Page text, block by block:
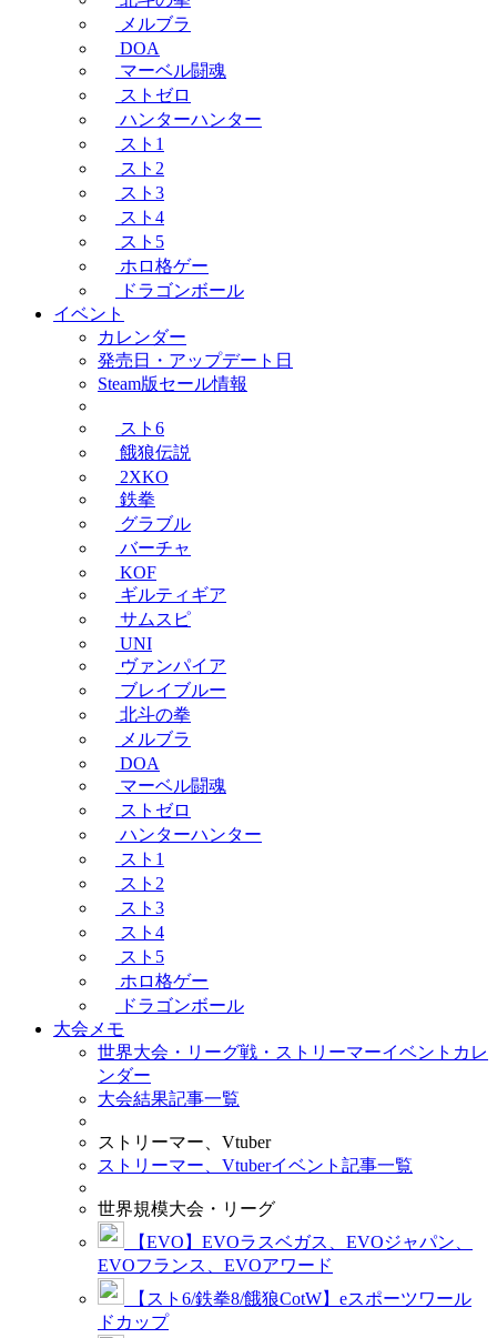
メルブラ
DOA
マーベル闘魂
ストゼロ
ハンターハンター
スト1
スト2
スト3
スト4
スト5
ホロ格ゲー
ドラゴンボール
イベント
カレンダー
発売日・アップデート日
Steam版セール情報
スト6
餓狼伝説
2XKO
鉄拳
グラブル
バーチャ
KOF
ギルティギア
サムスピ
UNI
ヴァンパイア
ブレイブルー
北斗の拳
メルブラ
DOA
マーベル闘魂
ストゼロ
ハンターハンター
スト1
スト2
スト3
スト4
スト5
ホロ格ゲー
ドラゴンボール
大会メモ
世界大会・リーグ戦・ストリーマーイベントカレ
ンダー
大会結果記事一覧
ストリーマー、Vtuber
ストリーマー、Vtuberイベント記事一覧
世界規模大会・リーグ
【EVO】EVOラスベガス、EVOジャパン、
EVOフランス、EVOアワード
【スト6/鉄拳8/餓狼CotW】eスポーツワール
ドカップ